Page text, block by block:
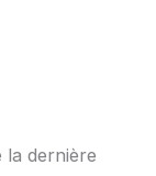
la dernière